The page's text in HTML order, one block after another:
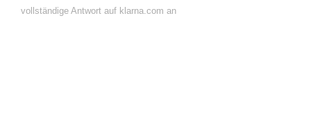
vollständige Antwort auf klarna.com an